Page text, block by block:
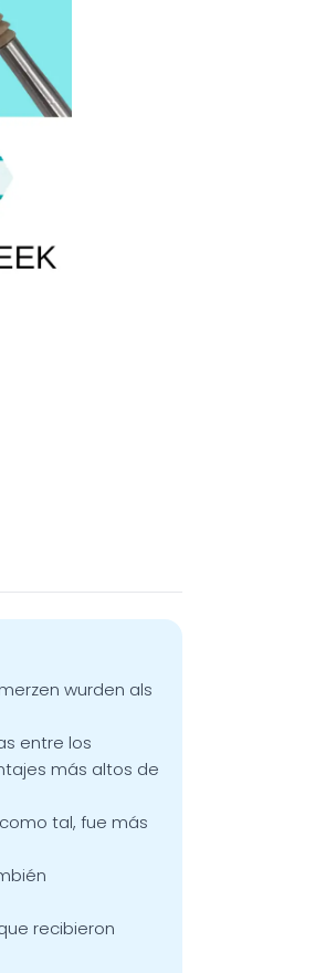
wurden als
entre los
más altos de
tal, fue más
recibieron